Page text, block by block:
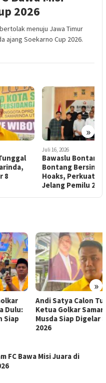
2026
bertolak menuju Jawa Timur
ajang Soekarno Cup 2026.
»
Bontang dan JMSI
Bersinergi Lawan
Perkuat Demokrasi
Jelang Pemilu 2029
»
Satya Calon Tunggal
Golkar Samarinda,
Siap Digelar 8 Agustus
FC Bawa Misi Juara di